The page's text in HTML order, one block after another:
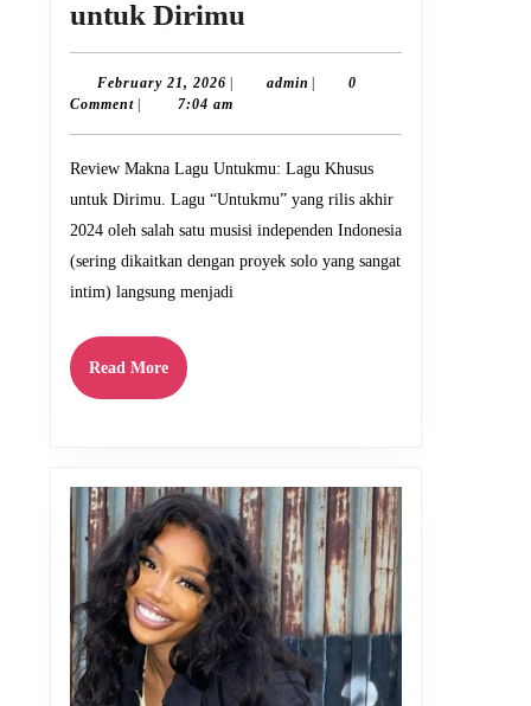
untuk Dirimu
Makna
Lagu
Lagu
Khusus
untuk
Dirimu
February 21, 2026 February
21,
admin admin0
Comment
7:04 am
Review Makna Lagu Untukmu: Lagu Khusus
untuk Dirimu. Lagu “Untukmu” yang rilis akhir
2024 oleh salah satu musisi independen Indonesia
(sering dikaitkan dengan proyek solo yang sangat
intim) langsung menjadi
Read MoreRead
More